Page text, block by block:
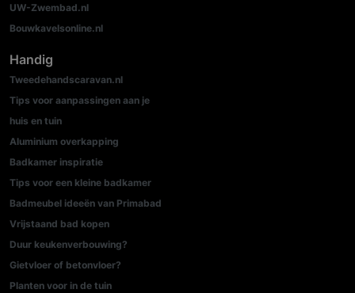
UW-Zwembad.nl
Bouwkavelsonline.nl
Handig
Tweedehandscaravan.nl
Tips voor aanpassingen aan je
huis en tuin
Aluminium overkapping
Badkamer inspiratie
Tips voor een kleine badkamer
Badmeubel ideeën van Primabad
Vrijstaand bad kopen
Duur keukenverbouwing?
Gietvloer of betonvloer?
Planten voor in de tuin